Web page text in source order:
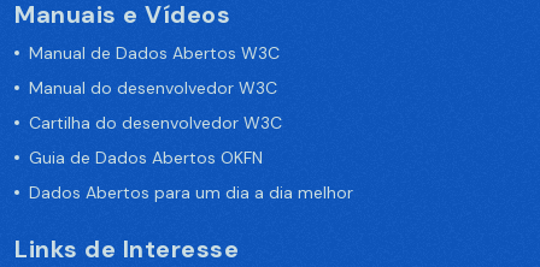
Manuais e Vídeos
Manual de Dados Abertos W3C
Manual do desenvolvedor W3C
Cartilha do desenvolvedor W3C
Guia de Dados Abertos OKFN
Dados Abertos para um dia a dia melhor
Links de Interesse